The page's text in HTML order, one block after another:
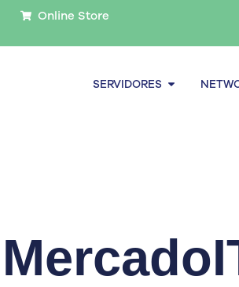
Online Store
SERVIDORES Abrir